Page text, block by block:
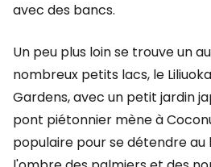
avec des bancs.
Un peu plus loin se trouve un
nombreux petits lacs, le
Gardens, avec un petit jardin
pont piétonnier mène à
populaire pour se détendre